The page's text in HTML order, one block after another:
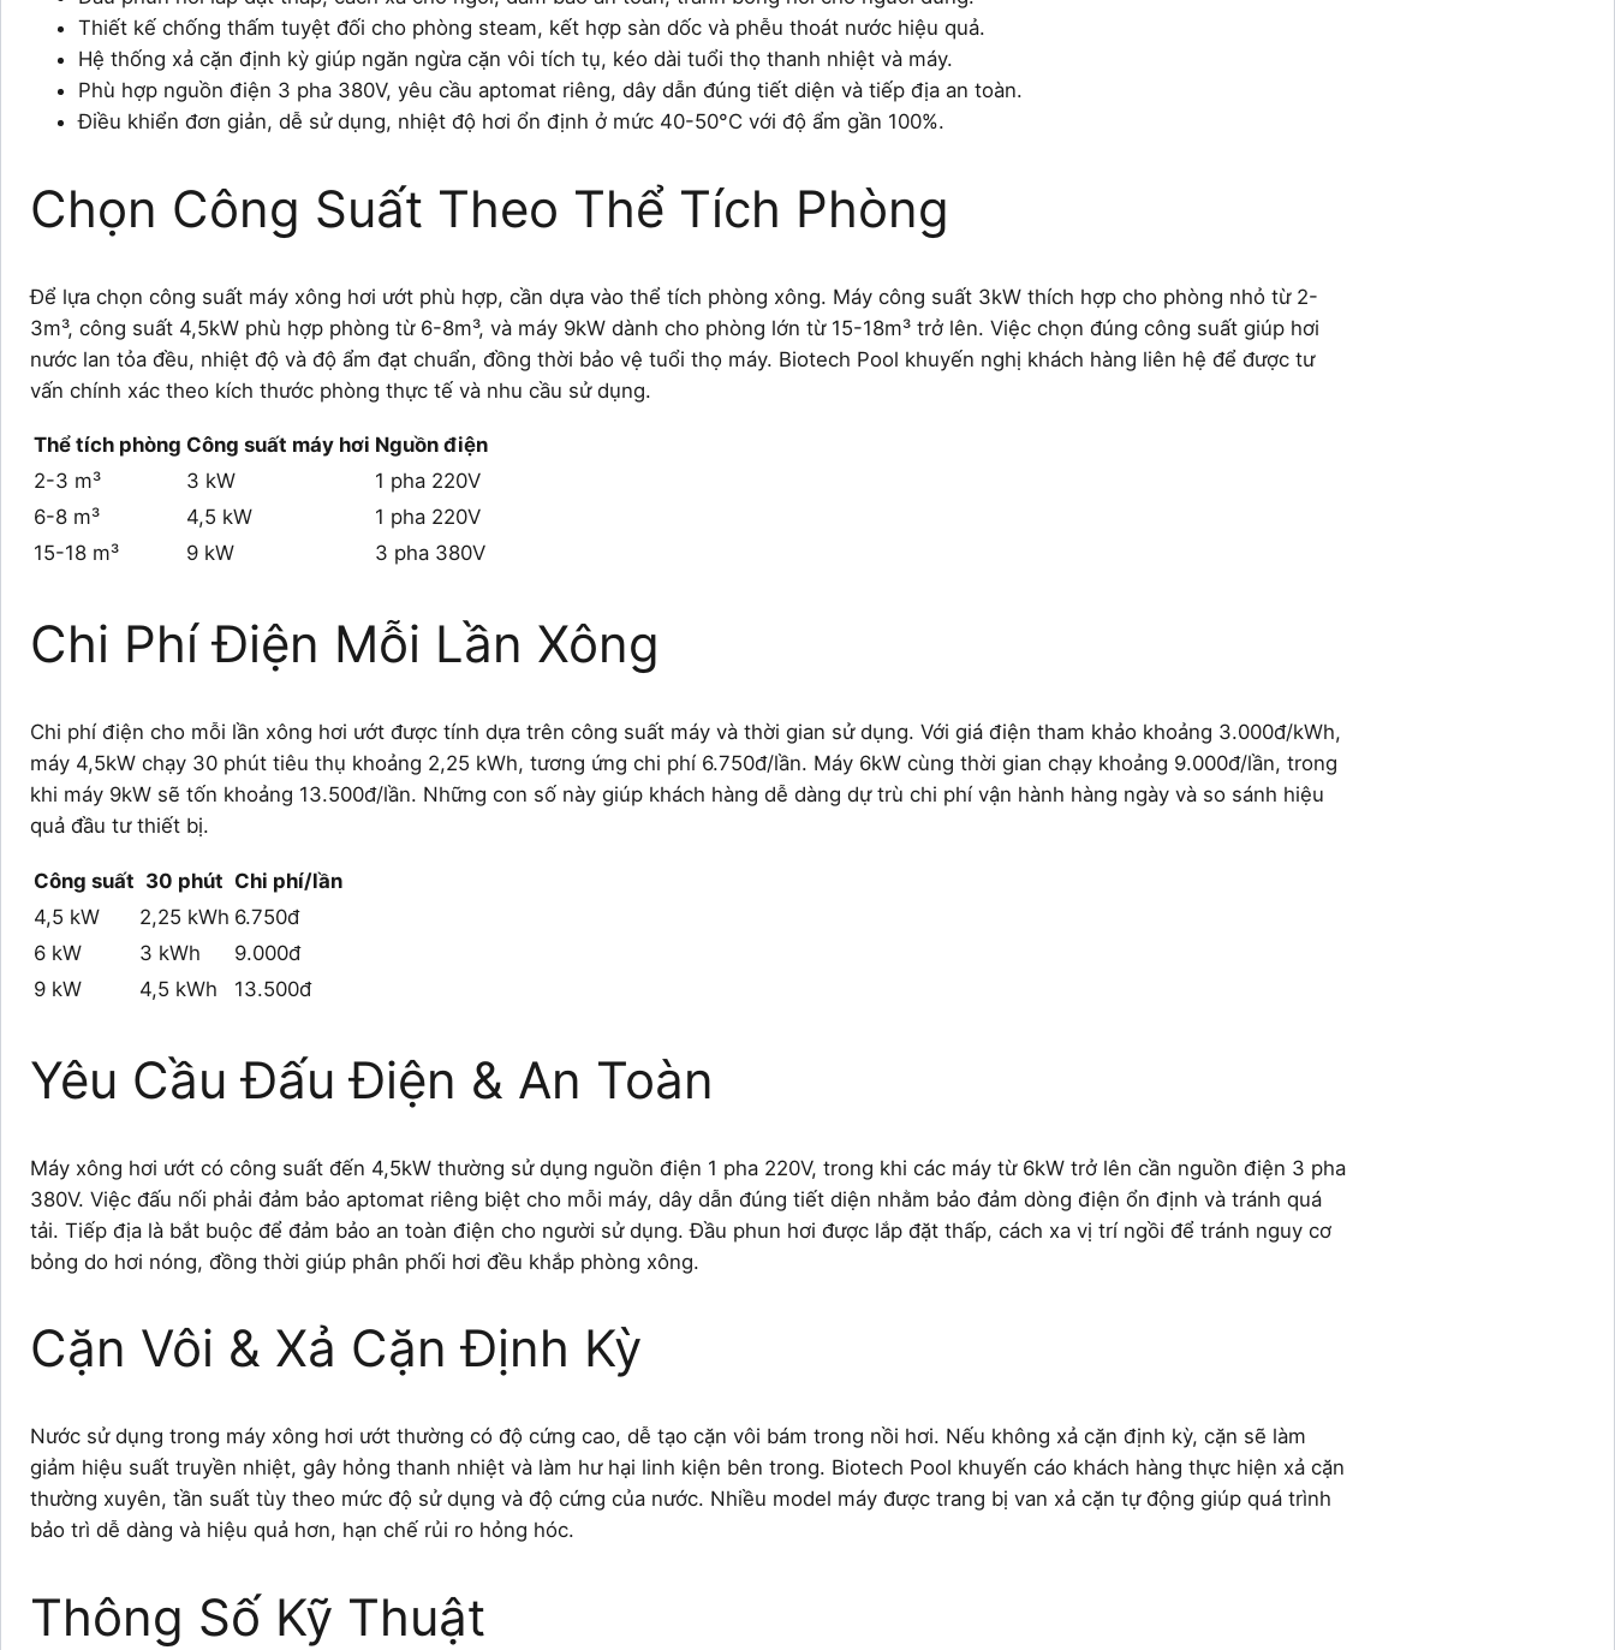
Thiết kế chống thấm tuyệt đối cho phòng steam, kết hợp sàn dốc và phễu thoát nước hiệu quả.
Hệ thống xả cặn định kỳ giúp ngăn ngừa cặn vôi tích tụ, kéo dài tuổi thọ thanh nhiệt và máy.
Phù hợp nguồn điện 3 pha 380V, yêu cầu aptomat riêng, dây dẫn đúng tiết diện và tiếp địa an toàn.
Điều khiển đơn giản, dễ sử dụng, nhiệt độ hơi ổn định ở mức 40-50°C với độ ẩm gần 100%.
Chọn Công Suất Theo Thể Tích Phòng
Để lựa chọn công suất máy xông hơi ướt phù hợp, cần dựa vào thể tích phòng xông. Máy công suất 3kW thích hợp cho phòng nhỏ từ 2-
3m³, công suất 4,5kW phù hợp phòng từ 6-8m³, và máy 9kW dành cho phòng lớn từ 15-18m³ trở lên. Việc chọn đúng công suất giúp hơi
nước lan tỏa đều, nhiệt độ và độ ẩm đạt chuẩn, đồng thời bảo vệ tuổi thọ máy. Biotech Pool khuyến nghị khách hàng liên hệ để được tư
vấn chính xác theo kích thước phòng thực tế và nhu cầu sử dụng.
Thể tích phòng Công suất máy hơi Nguồn điện
2-3 m³
3 kW
1 pha 220V
6-8 m³
4,5 kW
1 pha 220V
15-18 m³
9 kW 3 pha 380V
Chi Phí Điện Mỗi Lần Xông
Chi phí điện cho mỗi lần xông hơi ướt được tính dựa trên công suất máy và thời gian sử dụng. Với giá điện tham khảo khoảng 3.000đ/kWh,
máy 4,5kW chạy 30 phút tiêu thụ khoảng 2,25 kWh, tương ứng chi phí 6.750đ/lần. Máy 6kW cùng thời gian chạy khoảng 9.000đ/lần, trong
khi máy 9kW sẽ tốn khoảng 13.500đ/lần. Những con số này giúp khách hàng dễ dàng dự trù chi phí vận hành hàng ngày và so sánh hiệu
quả đầu tư thiết bị.
Công suất 30 phút Chi phí/lần
4,5 kW
2,25 kWh 6.750đ
6 kW
3 kWh
9.000đ
9 kW
4,5 kWh 13.500đ
Yêu Cầu Đấu Điện & An Toàn
Máy xông hơi ướt có công suất đến 4,5kW thường sử dụng nguồn điện 1 pha 220V, trong khi các máy từ 6kW trở lên cần nguồn điện 3 pha
380V. Việc đấu nối phải đảm bảo aptomat riêng biệt cho mỗi máy, dây dẫn đúng tiết diện nhằm bảo đảm dòng điện ổn định và tránh quá
tải. Tiếp địa là bắt buộc để đảm bảo an toàn điện cho người sử dụng. Đầu phun hơi được lắp đặt thấp, cách xa vị trí ngồi để tránh nguy cơ
bỏng do hơi nóng, đồng thời giúp phân phối hơi đều khắp phòng xông.
Cặn Vôi & Xả Cặn Định Kỳ
Nước sử dụng trong máy xông hơi ướt thường có độ cứng cao, dễ tạo cặn vôi bám trong nồi hơi. Nếu không xả cặn định kỳ, cặn sẽ làm
giảm hiệu suất truyền nhiệt, gây hỏng thanh nhiệt và làm hư hại linh kiện bên trong. Biotech Pool khuyến cáo khách hàng thực hiện xả cặn
thường xuyên, tần suất tùy theo mức độ sử dụng và độ cứng của nước. Nhiều model máy được trang bị van xả cặn tự động giúp quá trình
bảo trì dễ dàng và hiệu quả hơn, hạn chế rủi ro hỏng hóc.
Thông Số Kỹ Thuật